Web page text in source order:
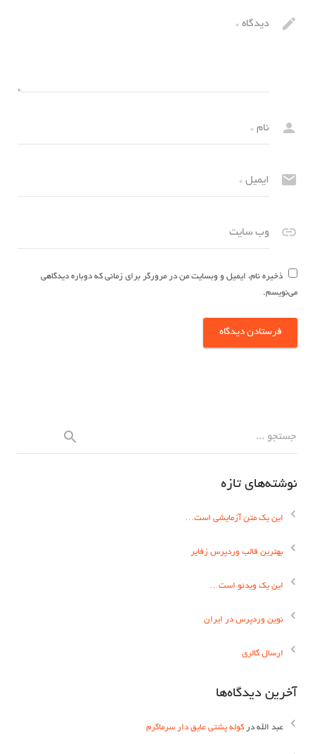
دیدگاه *
نام *
ایمیل *
وب سایت
ذخیره نام، ایمیل و وبسایت من در مرورگر برای زمانی که دوباره دیدگاهی
می‌نویسم.
نوشته‌های تازه
این یک متن آزمایشی است…
بهترین قالب وردپرس زفایر
این یک ویدئو است…
نوین وردپرس در ایران
ارسال گالری
آخرین دیدگاه‌ها
عبد الله در کوله پشتی عایق دار سرماگرم